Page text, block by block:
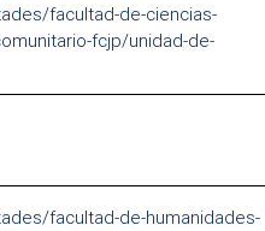
facultad-de-ciencias-
fcjp/unidad-de-
facultad-de-humanidades-